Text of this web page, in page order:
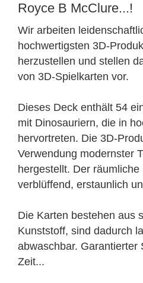
Royce B McClure...!
Wir arbeiten
hochwertigsten 3D-
herzustellen und stellen
von 3D-Spielkarten vor.
Dieses Deck enthält 54
mit Dinosauriern, die in
hervortreten. Die 3D-
Verwendung modernster
hergestellt. Der
verblüffend, erstaunlich
Die Karten bestehen aus
Kunststoff, sind dadurch
abwaschbar. Garantierter
Zeit...